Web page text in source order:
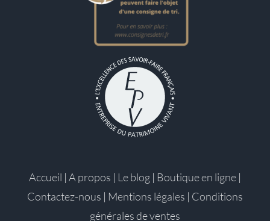
Accueil | A propos | Le blog | Boutique en ligne |
Contactez-nous | Mentions légales | Conditions
générales de ventes